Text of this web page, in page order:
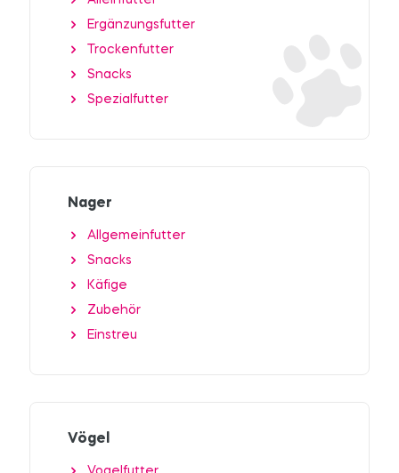
Ergänzungsfutter
Trockenfutter
Snacks
Spezialfutter
Nager
Allgemeinfutter
Snacks
Käfige
Zubehör
Einstreu
Vögel